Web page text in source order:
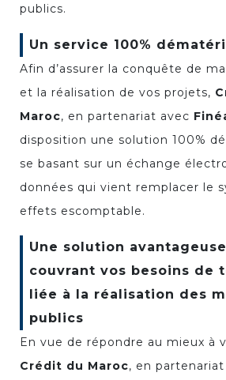
publics.
Un service 100%
Afin d’assurer la conquête de
et la réalisation de vos projets,
Maroc, en partenariat avec
disposition une solution 100%
se basant sur un échange
données qui vient remplacer le
effets escomptable.
Une solution
couvrant vos besoins de
liée à la réalisation des
publics
En vue de répondre au mieux à
Crédit du Maroc, en